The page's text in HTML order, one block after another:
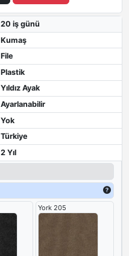
20 iş günü
Kumaş
File
Plastik
Yıldız Ayak
Ayarlanabilir
Yok
Türkiye
2 Yıl
York 205